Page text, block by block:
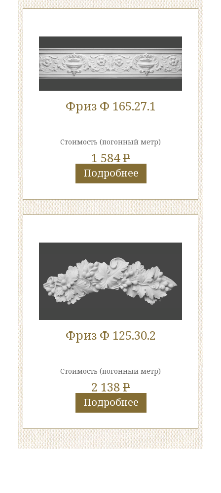
Фриз Ф 165.27.1
Стоимость (погонный метр)
1 584P
Подробнее
Фриз Ф 125.30.2
Стоимость (погонный метр)
2 138P
Подробнее